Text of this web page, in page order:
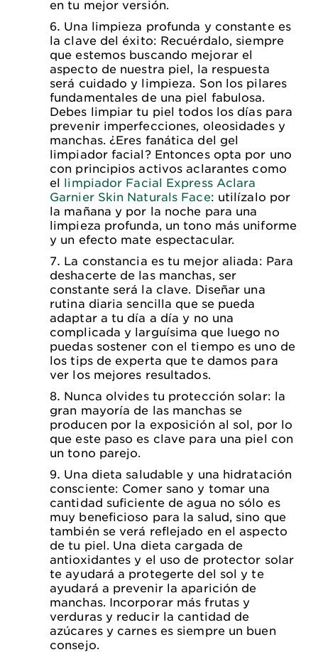
en tu mejor versión.
Una limpieza profunda y constante es
la clave del éxito: Recuérdalo, siempre
que estemos buscando mejorar el
aspecto de nuestra piel, la respuesta
será cuidado y limpieza. Son los pilares
fundamentales de una piel fabulosa.
Debes limpiar tu piel todos los días para
prevenir imperfecciones, oleosidades y
manchas. ¿Eres fanática del gel
limpiador facial? Entonces opta por uno
con principios activos aclarantes como
el limpiador Facial Express Aclara
Garnier Skin Naturals Face: utilízalo por
la mañana y por la noche para una
limpieza profunda, un tono más uniforme
y un efecto mate espectacular.
La constancia es tu mejor aliada: Para
deshacerte de las manchas, ser
constante será la clave. Diseñar una
rutina diaria sencilla que se pueda
adaptar a tu día a día y no una
complicada y larguísima que luego no
puedas sostener con el tiempo es uno de
los tips de experta que te damos para
ver los mejores resultados.
Nunca olvides tu protección solar: la
gran mayoría de las manchas se
producen por la exposición al sol, por lo
que este paso es clave para una piel con
un tono parejo.
Una dieta saludable y una hidratación
consciente: Comer sano y tomar una
cantidad suficiente de agua no sólo es
muy beneficioso para la salud, sino que
también se verá reflejado en el aspecto
de tu piel. Una dieta cargada de
antioxidantes y el uso de protector solar
te ayudará a protegerte del sol y te
ayudará a prevenir la aparición de
manchas. Incorporar más frutas y
verduras y reducir la cantidad de
azúcares y carnes es siempre un buen
consejo.